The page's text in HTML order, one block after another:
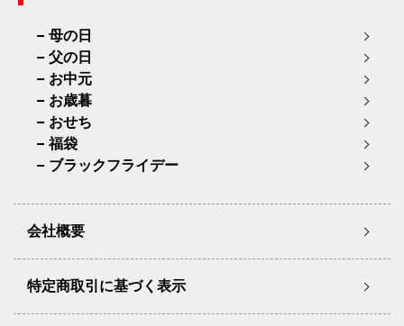
母の日
父の日
お中元
お歳暮
おせち
福袋
ブラックフライデー
会社概要
特定商取引に基づく表示